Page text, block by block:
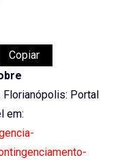
Copiar
Florianópolis: Portal
em: